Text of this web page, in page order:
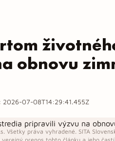
obnovu
2026-07-08T14:29:41.455Z
Všetky práva vyhradené. SITA